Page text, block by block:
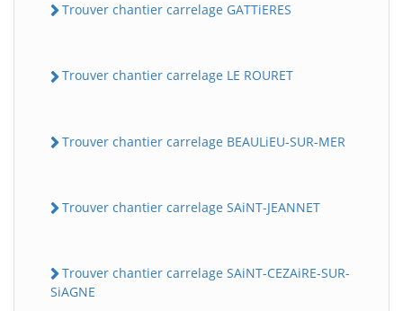
Trouver chantier carrelage GATTiERES
Trouver chantier carrelage LE ROURET
Trouver chantier carrelage BEAULiEU-SUR-MER
Trouver chantier carrelage SAiNT-JEANNET
Trouver chantier carrelage SAiNT-CEZAiRE-SUR-
SiAGNE